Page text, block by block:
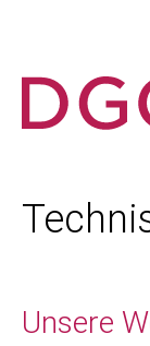
Unsere